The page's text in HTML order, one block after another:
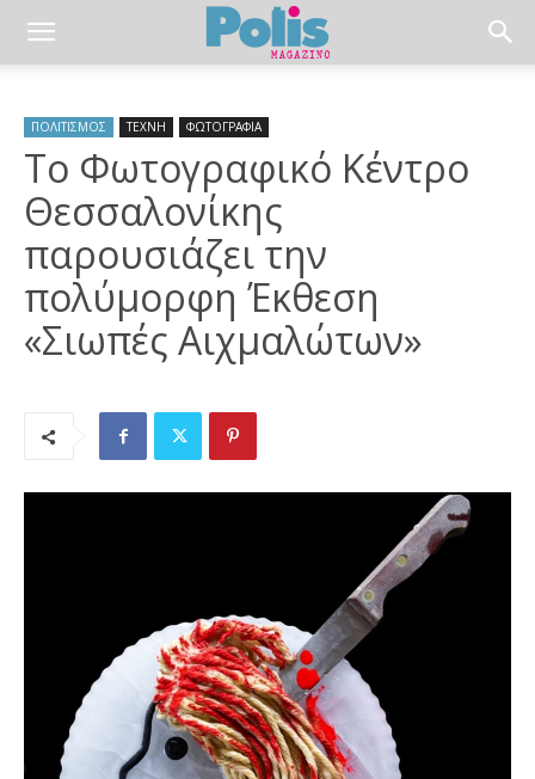
ΠΟΛΙΤΙΣΜΟΣ ΤΕΧΝΗ ΦΩΤΟΓΡΑΦΙΑ
Το Φωτογραφικό Κέντρο
Θεσσαλονίκης
παρουσιάζει την
πολύμορφη Έκθεση
«Σιωπές Αιχμαλώτων»